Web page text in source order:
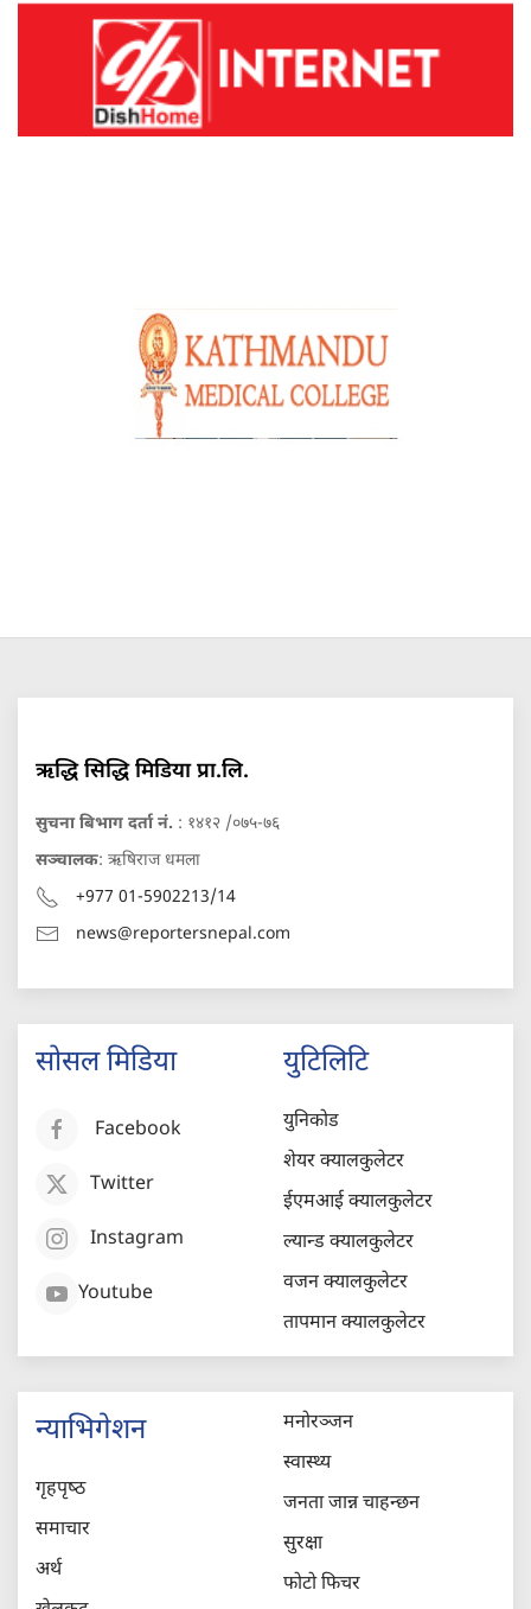
ऋद्धि सिद्धि मिडिया प्रा.लि.
सुचना बिभाग दर्ता नं. : १४१२ /०७५-७६
सञ्चालक: ऋषिराज धमला
+977 01-5902213/14
news@reportersnepal.com
सोसल मिडिया
Facebook
Twitter
Instagram
Youtube
युटिलिटि
युनिकोड
शेयर क्यालकुलेटर
ईएमआई क्यालकुलेटर
ल्यान्ड क्यालकुलेटर
वजन क्यालकुलेटर
तापमान क्यालकुलेटर
न्याभिगेशन
गृहपृष्‍ठ
समाचार
अर्थ
मनोरञ्जन
स्वास्थ्य
जनता जान्न चाहन्छन
सुरक्षा
फोटो फिचर